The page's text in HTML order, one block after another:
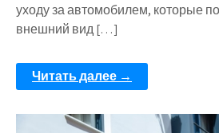
уходу за автомобилем, которые
внешний вид […]
Читать далее →